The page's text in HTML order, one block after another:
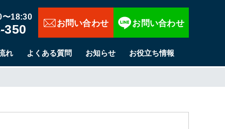
〜18:30
350
れ よくある質問 お知らせ お役立ち情報